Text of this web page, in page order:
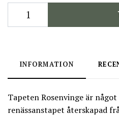
INFORMATION
Tapeten Rosenvinge är
renässanstapet återskapad